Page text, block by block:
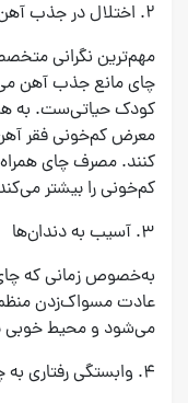
۲. اختلال در جذب آهن
مهم‌ترین نگرانی
چای مانع جذب آهن
کودک حیاتی‌ست. به
معرض کم‌خونی فقر آهن
کنند. مصرف چای همراه
کم‌خونی را بیشتر
۳. آسیب به دندان‌ها
به‌خصوص زمانی که
عادت مسواک‌زدن منظم
می‌شود و محیط خوبی
۴. وابستگی رفتاری به چای